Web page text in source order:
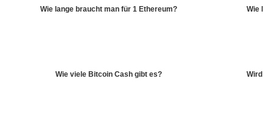
Wie lange braucht man für 1 Ethereum? Wie
Wie viele Bitcoin Cash gibt es?